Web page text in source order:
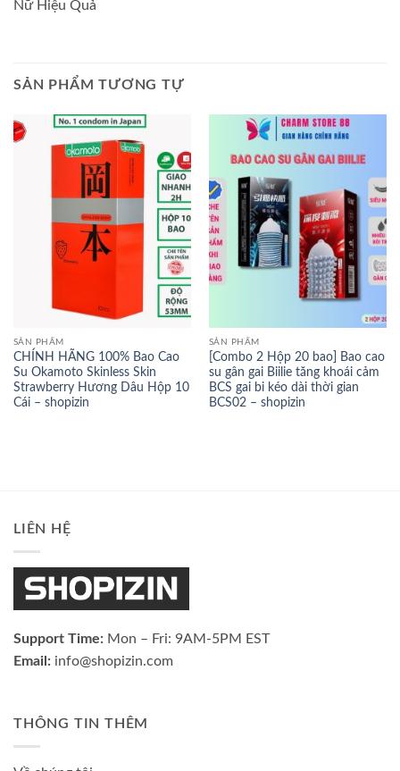
SẢN PHẨM TƯƠNG TỰ
SẢN PHẨM
CHÍNH HÃNG 100% Bao Cao
Su Okamoto Skinless Skin
Strawberry Hương Dâu Hộp 10
Cái – shopizin
SẢN PHẨM
[Combo 2 Hộp 20 bao] Bao cao
su gân gai Biilie tăng khoái cảm
BCS gai bi kéo dài thời gian
BCS02 – shopizin
LIÊN HỆ
Support Time: Mon – Fri: 9AM-5PM EST
Email: info@shopizin.com
THÔNG TIN THÊM